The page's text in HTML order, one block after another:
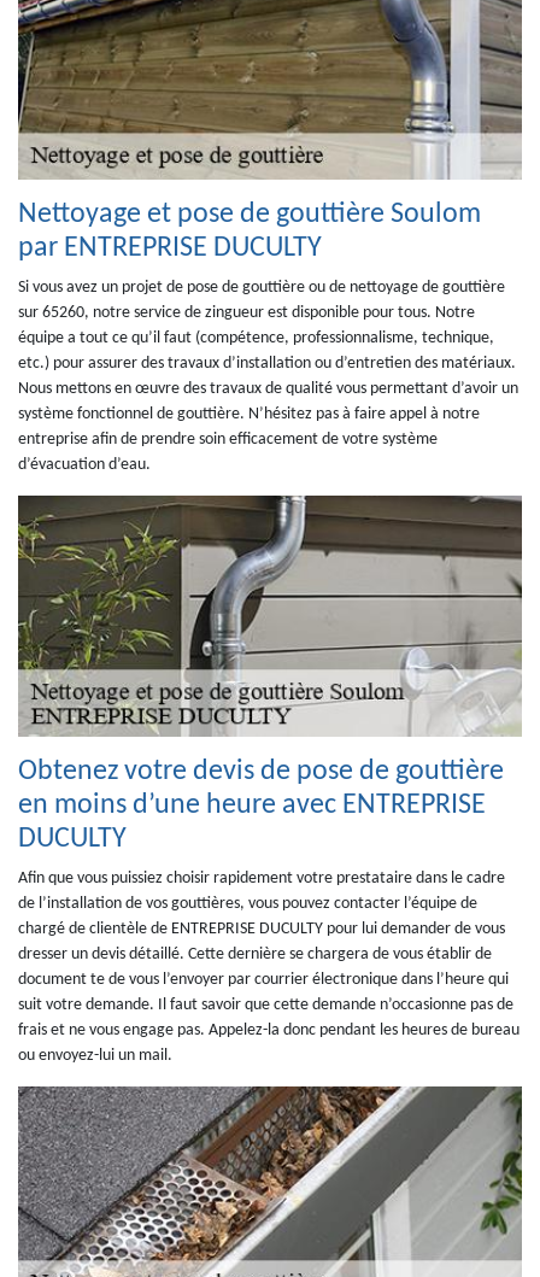
Nettoyage et pose de gouttière Soulom
par ENTREPRISE DUCULTY
Si vous avez un projet de pose de gouttière ou de nettoyage de gouttière
sur 65260, notre service de zingueur est disponible pour tous. Notre
équipe a tout ce qu’il faut (compétence, professionnalisme, technique,
etc.) pour assurer des travaux d’installation ou d’entretien des matériaux.
Nous mettons en œuvre des travaux de qualité vous permettant d’avoir un
système fonctionnel de gouttière. N’hésitez pas à faire appel à notre
entreprise afin de prendre soin efficacement de votre système
d’évacuation d’eau.
Obtenez votre devis de pose de gouttière
en moins d’une heure avec ENTREPRISE
DUCULTY
Afin que vous puissiez choisir rapidement votre prestataire dans le cadre
de l’installation de vos gouttières, vous pouvez contacter l’équipe de
chargé de clientèle de ENTREPRISE DUCULTY pour lui demander de vous
dresser un devis détaillé. Cette dernière se chargera de vous établir de
document te de vous l’envoyer par courrier électronique dans l’heure qui
suit votre demande. Il faut savoir que cette demande n’occasionne pas de
frais et ne vous engage pas. Appelez-la donc pendant les heures de bureau
ou envoyez-lui un mail.